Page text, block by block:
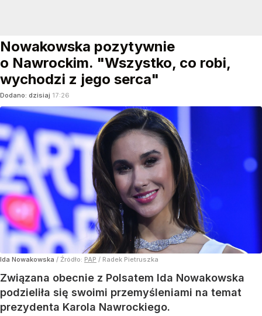
Nowakowska pozytywnie
o Nawrockim. "Wszystko, co robi,
wychodzi z jego serca"
Dodano: dzisiaj 17:26
Ida Nowakowska / Źródło: PAP / Radek Pietruszka
Związana obecnie z Polsatem Ida Nowakowska
podzieliła się swoimi przemyśleniami na temat
prezydenta Karola Nawrockiego.